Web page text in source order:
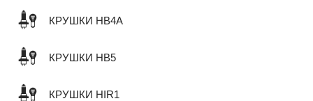
КРУШКИ HB4A
КРУШКИ HB5
КРУШКИ HIR1